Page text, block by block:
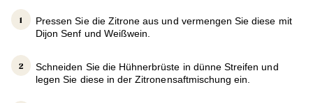
Pressen Sie die Zitrone aus und vermengen Sie diese mit
Dijon Senf und Weißwein.
Schneiden Sie die Hühnerbrüste in dünne Streifen und
legen Sie diese in der Zitronensaftmischung ein.